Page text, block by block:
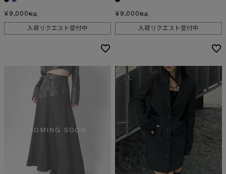
¥ 9,000 税込
入荷リクエスト受付中
¥ 9,000 税込
入荷リクエスト受付中